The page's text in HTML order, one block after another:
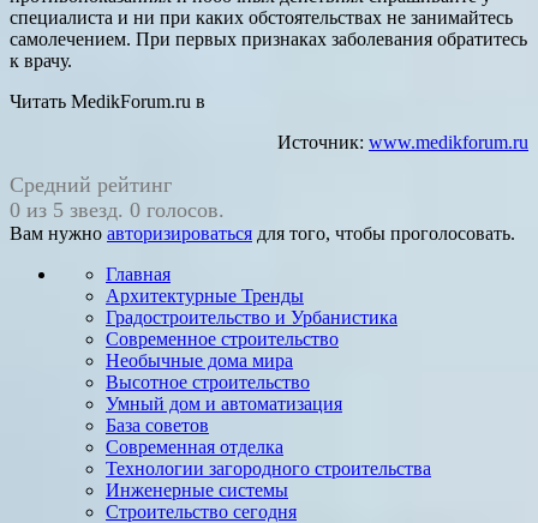
специалиста и ни при каких обстоятельствах не занимайтесь
самолечением. При первых признаках заболевания обратитесь
к врачу.
Читать MedikForum.ru в
Источник: www.medikforum.ru
Средний рейтинг
0 из 5 звезд. 0 голосов.
Вам нужно авторизироваться для того, чтобы проголосовать.
Главная
Архитектурные Тренды
Градостроительство и Урбанистика
Современное строительство
Необычные дома мира
Высотное строительство
Умный дом и автоматизация
База советов
Современная отделка
Технологии загородного строительства
Инженерные системы
Строительство сегодня